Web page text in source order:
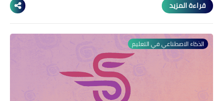
قراءة المزيد
الذكاء الاصطناعي في التعليم